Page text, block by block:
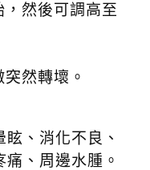
然後可調高至
然轉壞。
、消化不良、
、周邊水腫。